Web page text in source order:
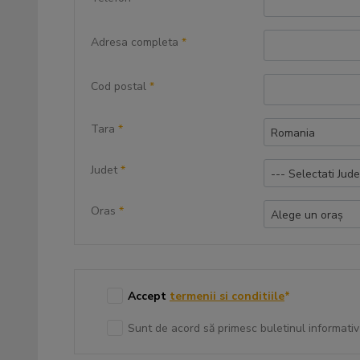
Adresa completa *
Cod postal *
Tara * Romania
Judet * --- Selectati
Oras * Alege un oraș
Accept termenii si conditiile*
Sunt de acord să primesc buletinul informativ